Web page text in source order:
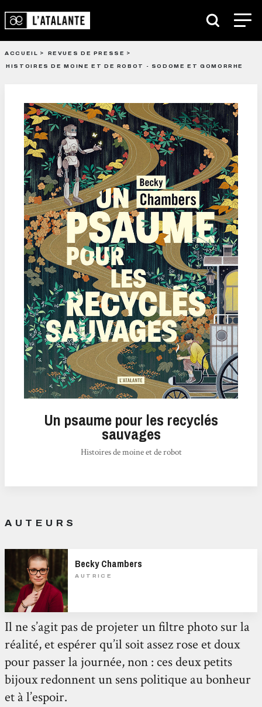
ACCUEIL
REVUES DE PRESSE
HISTOIRES DE MOINE ET DE ROBOT - SODOME ET GOMORRHE
Un psaume pour les recyclés
sauvages
Histoires de moine et de robot
AUTEURS
Becky Chambers
AUTRICE
Il ne s’agit pas de projeter un filtre photo sur la
réalité, et espérer qu’il soit assez rose et doux
pour passer la journée, non : ces deux petits
bijoux redonnent un sens politique au bonheur
et à l’espoir.